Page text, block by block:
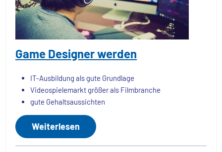
Game Designer werden
IT-Ausbildung als gute Grundlage
Videospielemarkt größer als Filmbranche
gute Gehaltsaussichten
Weiterlesen